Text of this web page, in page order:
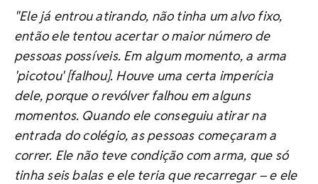
"Ele já entrou atirando, não tinha um alvo fixo,
então ele tentou acertar o maior número de
pessoas possíveis. Em algum momento, a arma
'picotou' [falhou]. Houve uma certa imperícia
dele, porque o revólver falhou em alguns
momentos. Quando ele conseguiu atirar na
entrada do colégio, as pessoas começaram a
correr. Ele não teve condição com arma, que só
tinha seis balas e ele teria que recarregar – e ele